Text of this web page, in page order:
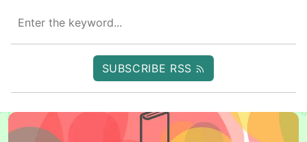
SUBSCRIBE RSS
Nuxt.jsでparticles-bg-vueを使う